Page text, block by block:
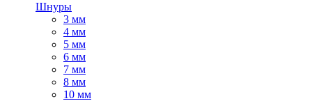
Шнуры
3 мм
4 мм
5 мм
6 мм
7 мм
8 мм
10 мм